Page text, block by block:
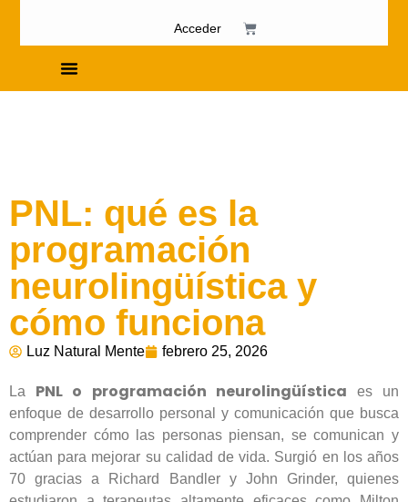
Acceder
PNL: qué es la
programación
neurolingüística y
cómo funciona
Luz Natural Mente febrero 25, 2026
La PNL o programación neurolingüística es un
enfoque de desarrollo personal y comunicación que busca
comprender cómo las personas piensan, se comunican y
actúan para mejorar su calidad de vida. Surgió en los años
70 gracias a Richard Bandler y John Grinder, quienes